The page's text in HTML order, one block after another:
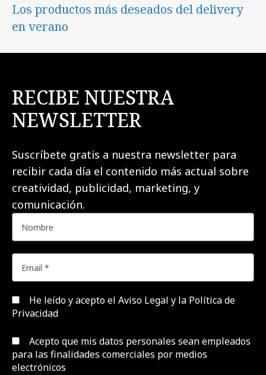
Los productos más deseados del delivery
en verano
RECIBE NUESTRA
NEWSLETTER
Suscríbete gratis a nuestra newsletter para
recibir cada día el contenido más actual sobre
creatividad, publicidad, marketing, y
comunicación.
He leído y acepto el Aviso Legal y la Política de
Privacidad
Acepto que mis datos personales sean empleados
para las finalidades comerciales por medios
electrónicos